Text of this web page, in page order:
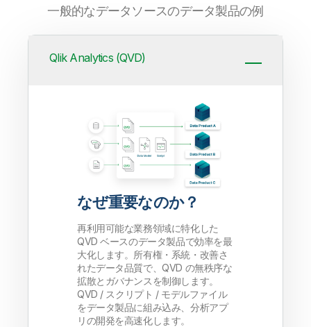
一般的なデータソースのデータ製品の例
Qlik Analytics (QVD)
なぜ重要なのか？
再利用可能な業務領域に特化した
QVD ベースのデータ製品で効率を最
大化します。所有権・系統・改善さ
れたデータ品質で、QVD の無秩序な
拡散とガバナンスを制御します。
QVD / スクリプト / モデルファイル
をデータ製品に組み込み、分析アプ
リの開発を高速化します。